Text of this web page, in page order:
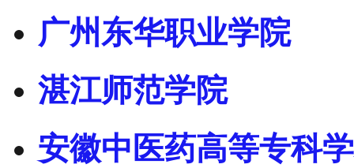
广州东华职业学院
湛江师范学院
安徽中医药高等专科